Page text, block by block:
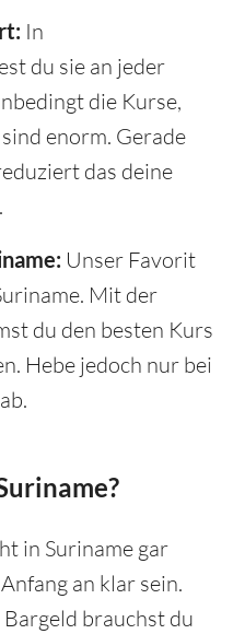
In
du sie an jeder
die Kurse,
enorm. Gerade
das deine
Unser Favorit
Mit der
du den besten Kurs
Hebe jedoch nur bei
in Suriname gar
an klar sein.
brauchst du